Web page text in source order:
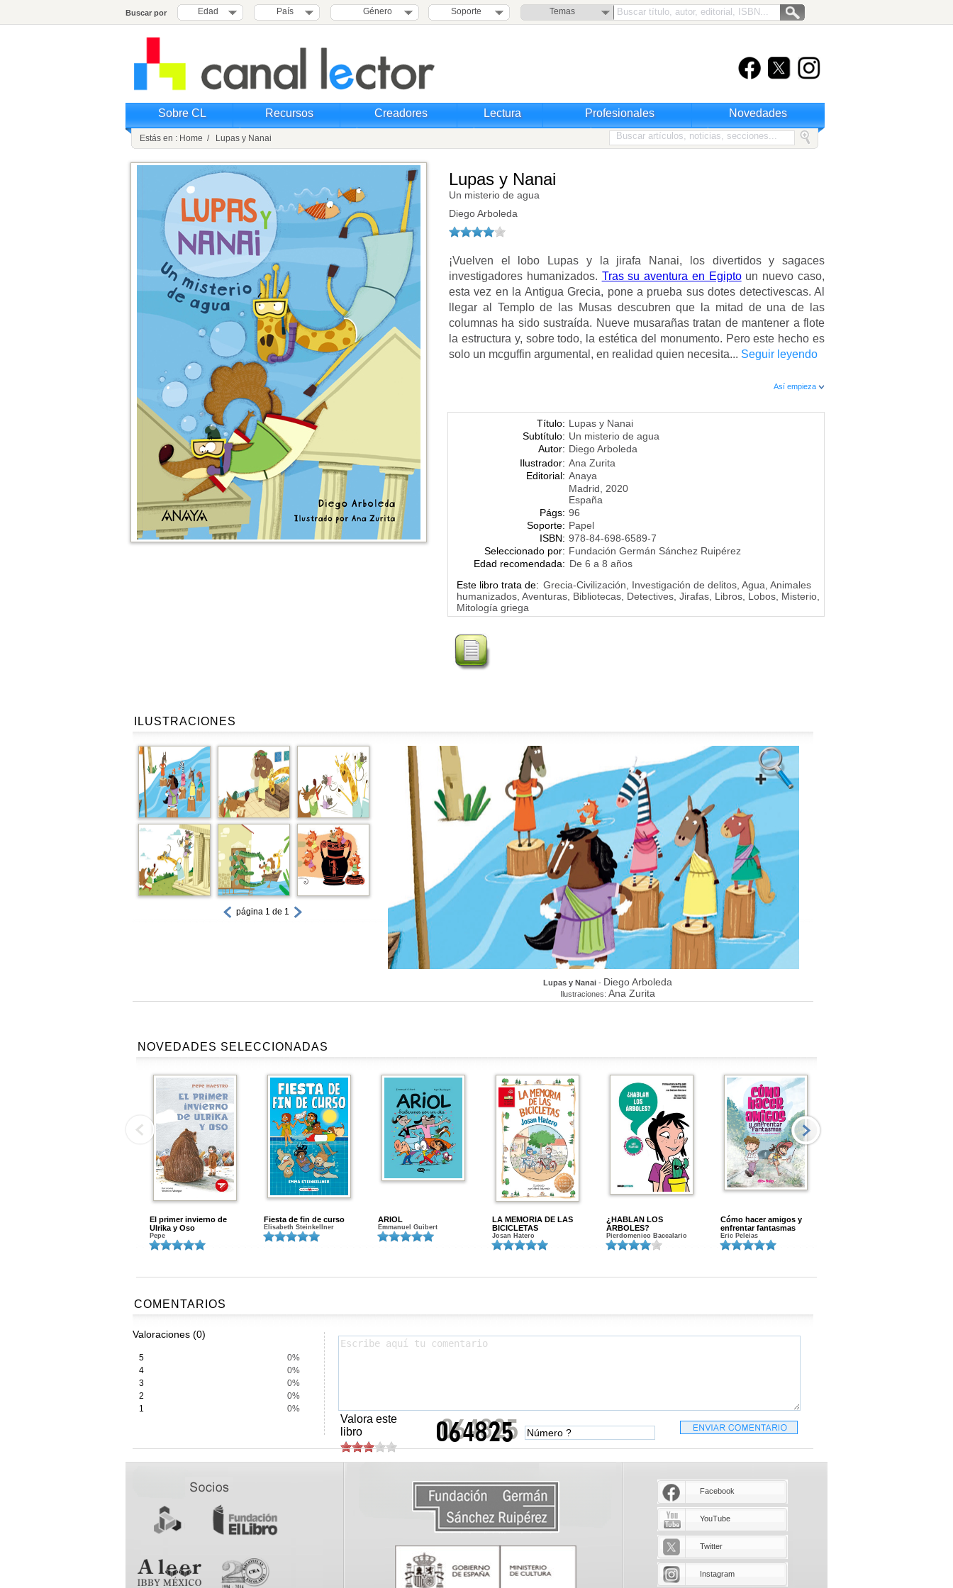
Buscar por Edad País Género Soporte Temas
Sobre CL Recursos Creadores Lectura Profesionales Novedades
Estás en : Home / Lupas y Nanai
Lupas y Nanai
Un misterio de agua
Diego Arboleda
¡Vuelven el lobo Lupas y la jirafa Nanai, los divertidos y sagaces
investigadores humanizados. Tras su aventura en Egiptoun nuevo caso,
esta vez en la Antigua Grecia, pone a prueba sus dotes detectivescas. Al
llegar al Templo de las Musas descubren que la mitad de una de las
columnas ha sido sustraída. Nueve musarañas tratan de mantener a flote
la estructura y, sobre todo, la estética del monumento. Pero este hecho es
solo un mcguffin argumental, en realidad quien necesita... Seguir leyendo
Así empieza
Título: Lupas y Nanai
Subtítulo: Un misterio de agua
Autor: Diego Arboleda
Ilustrador: Ana Zurita
Editorial: Anaya
Madrid, 2020
España
Págs: 96
Soporte: Papel
ISBN: 978-84-698-6589-7
Seleccionado por: Fundación Germán Sánchez Ruipérez
Edad recomendada: De 6 a 8 años
Este libro trata de: Grecia-Civilización, Investigación de delitos, Agua, Animales
humanizados, Aventuras, Bibliotecas, Detectives, Jirafas, Libros, Lobos, Misterio,
Mitología griega
ILUSTRACIONES
página 1 de 1
Lupas y Nanai - Diego Arboleda
Ilustraciones: Ana Zurita
NOVEDADES SELECCIONADAS
El primer invierno de
Ulrika y Oso
Pepe
Fiesta de fin de curso
Elisabeth Steinkellner
ARIOL
Emmanuel Guibert
LA MEMORIA DE LAS
BICICLETAS
Josan Hatero
¿HABLAN LOS
ÁRBOLES?
Pierdomenico Baccalario
Cómo hacer amigos y
enfrentar fantasmas
Eric Peleias
COMENTARIOS
Valoraciones (0)
5
0%
4
0%
3
0%
2
0%
1
0%
Valora este
libro
Facebook
YouTube
Twitter
Instagram